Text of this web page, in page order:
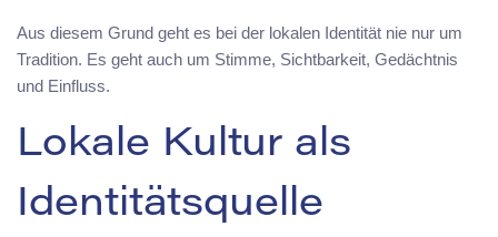
Aus diesem Grund geht es bei der lokalen Identität nie nur um
Tradition. Es geht auch um Stimme, Sichtbarkeit, Gedächtnis
und Einfluss.
Lokale Kultur als
Identitätsquelle